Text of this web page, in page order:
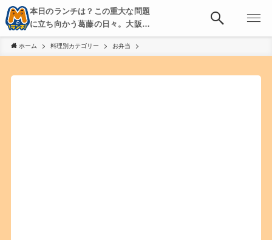
本日のランチは？この重大な問題
に立ち向かう葛藤の日々。大阪・
京都・神戸を中心とした食べ歩
き、飲み歩きを綴る。
ホーム 料理別カテゴリー お弁当